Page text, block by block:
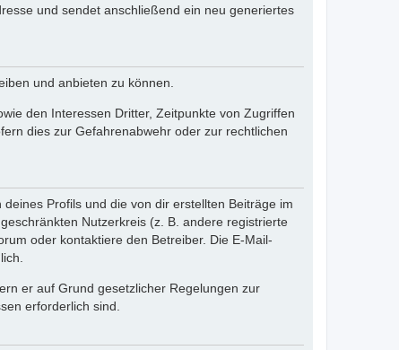
und sendet anschließend ein neu generiertes
und anbieten zu können.
den Interessen Dritter, Zeitpunkte von Zugriffen
dies zur Gefahrenabwehr oder zur rechtlichen
Profils und die von dir erstellten Beiträge im
Nutzerkreis (z. B. andere registrierte
oder kontaktiere den Betreiber. Die E-Mail-
er auf Grund gesetzlicher Regelungen zur
erforderlich sind.